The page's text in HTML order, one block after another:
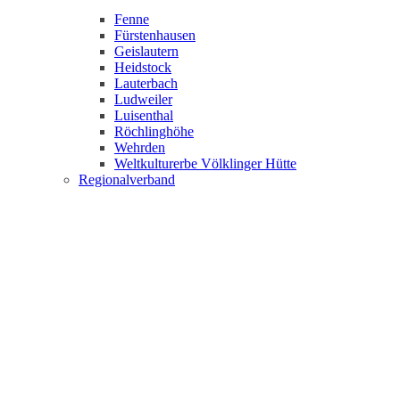
Fenne
Fürstenhausen
Geislautern
Heidstock
Lauterbach
Ludweiler
Luisenthal
Röchlinghöhe
Wehrden
Weltkulturerbe Völklinger Hütte
Regionalverband